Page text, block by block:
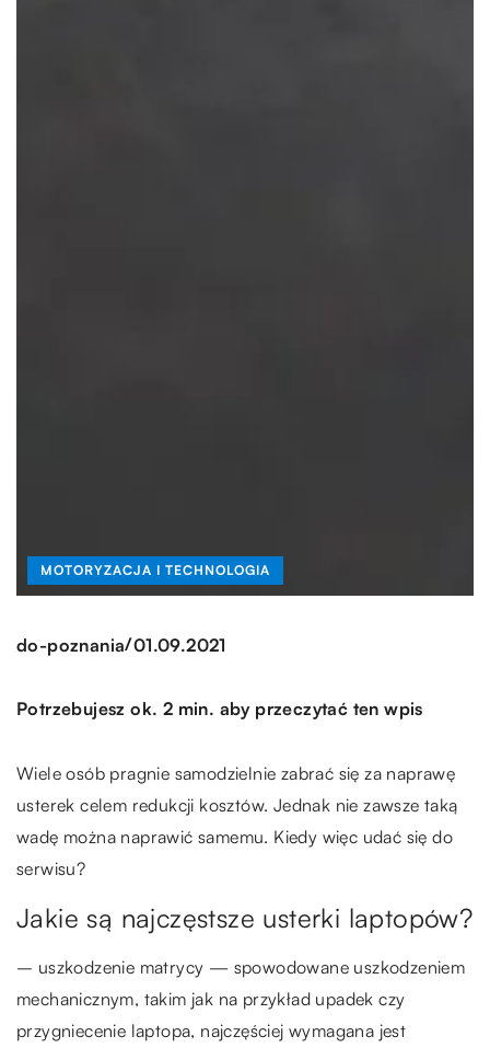
MOTORYZACJA I TECHNOLOGIA
do-poznania/01.09.2021
Potrzebujesz ok. 2 min. aby przeczytać ten wpis
Wiele osób pragnie samodzielnie zabrać się za naprawę
usterek celem redukcji kosztów. Jednak nie zawsze taką
wadę można naprawić samemu. Kiedy więc udać się do
serwisu?
Jakie są najczęstsze usterki laptopów?
– uszkodzenie matrycy — spowodowane uszkodzeniem
mechanicznym, takim jak na przykład upadek czy
przygniecenie laptopa, najczęściej wymagana jest